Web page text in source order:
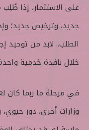
على الاستثمار، إذا
جديد، وترخيص جديد؛
الطلب.. لابد من توحيد
خلال نافذة خدمية
في مرحلة ما ربما كان
وزارات أخرى، دور